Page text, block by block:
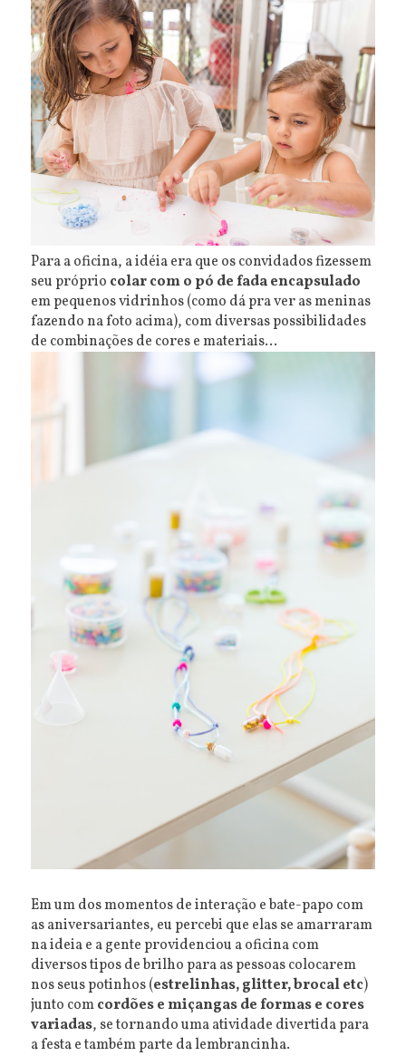
Para a oficina, a idéia era que os convidados fizessem
seu próprio colar com o pó de fada encapsulado
em pequenos vidrinhos (como dá pra ver as meninas
fazendo na foto acima), com diversas possibilidades
de combinações de cores e materiais...
Em um dos momentos de interação e bate-papo com
as aniversariantes, eu percebi que elas se amarraram
na ideia e a gente providenciou a oficina com
diversos tipos de brilho para as pessoas colocarem
nos seus potinhos (estrelinhas, glitter, brocal etc)
junto comcordões e miçangas de formas e cores
variadas, se tornando uma atividade divertida para
a festa e também parte da lembrancinha.